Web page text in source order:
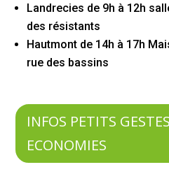
Landrecies de 9h à 12h
des résistants
Hautmont de 14h à 17h
rue des bassins
INFOS PETITS
ECONOMIES